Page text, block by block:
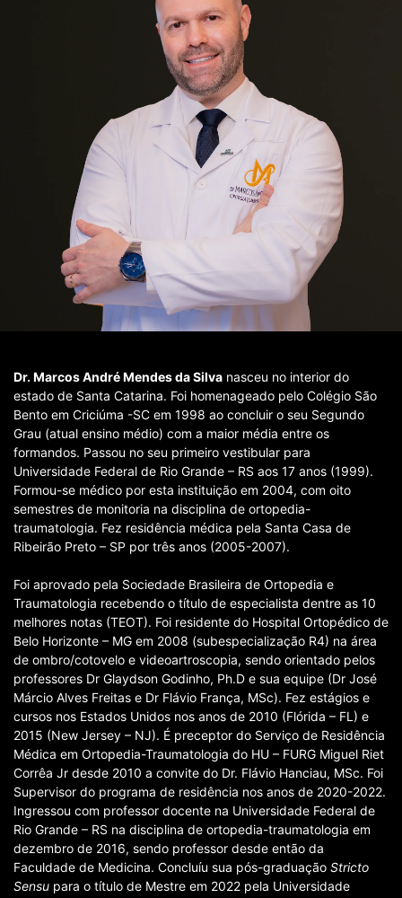
Dr. Marcos André Mendes da Silva nasceu no interior do
estado de Santa Catarina. Foi homenageado pelo Colégio São
Bento em Criciúma -SC em 1998 ao concluir o seu Segundo
Grau (atual ensino médio) com a maior média entre os
formandos. Passou no seu primeiro vestibular para
Universidade Federal de Rio Grande – RS aos 17 anos (1999).
Formou-se médico por esta instituição em 2004, com oito
semestres de monitoria na disciplina de ortopedia-
traumatologia. Fez residência médica pela Santa Casa de
Ribeirão Preto – SP por três anos (2005-2007).
Foi aprovado pela Sociedade Brasileira de Ortopedia e
Traumatologia recebendo o título de especialista dentre as 10
melhores notas (TEOT). Foi residente do Hospital Ortopédico de
Belo Horizonte – MG em 2008 (subespecialização R4) na área
de ombro/cotovelo e videoartroscopia, sendo orientado pelos
professores Dr Glaydson Godinho, Ph.D e sua equipe (Dr José
Márcio Alves Freitas e Dr Flávio França, MSc). Fez estágios e
cursos nos Estados Unidos nos anos de 2010 (Flórida – FL) e
2015 (New Jersey – NJ). É preceptor do Serviço de Residência
Médica em Ortopedia-Traumatologia do HU – FURG Miguel Riet
Corrêa Jr desde 2010 a convite do Dr. Flávio Hanciau, MSc. Foi
Supervisor do programa de residência nos anos de 2020-2022.
Ingressou com professor docente na Universidade Federal de
Rio Grande – RS na disciplina de ortopedia-traumatologia em
dezembro de 2016, sendo professor desde então da
Faculdade de Medicina. Concluíu sua pós-graduação Stricto
Sensu para o título de Mestre em 2022 pela Universidade